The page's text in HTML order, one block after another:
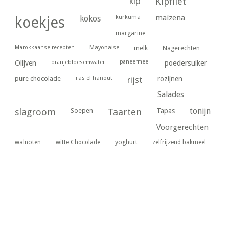
koekjes kokos kurkuma maizena
margarine
Marokkaanse recepten Mayonaise melk Nagerechten
Olijven oranjebloesemwater paneermeel poedersuiker
pure chocolade ras el hanout rijst rozijnen
Salades
slagroom Soepen Taarten Tapas tonijn
Voorgerechten
walnoten witte Chocolade yoghurt zelfrijzend bakmeel